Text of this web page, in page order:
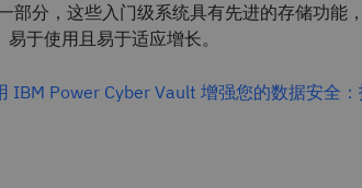
部分，这些入门级系统具有先进的存储功能
于使用且易于适应增长。
IBM Power Cyber Vault 增强您的数据安全